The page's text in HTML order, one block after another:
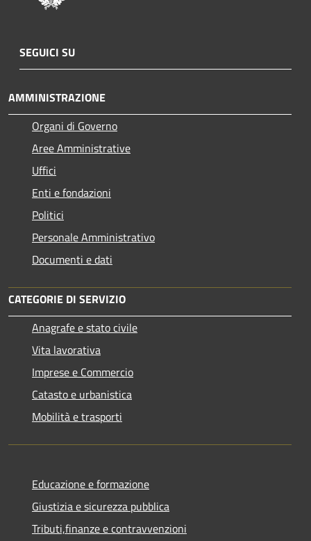
SEGUICI SU
AMMINISTRAZIONE
Organi di Governo
Aree Amministrative
Uffici
Enti e fondazioni
Politici
Personale Amministrativo
Documenti e dati
CATEGORIE DI SERVIZIO
Anagrafe e stato civile
Vita lavorativa
Imprese e Commercio
Catasto e urbanistica
Mobilità e trasporti
Educazione e formazione
Giustizia e sicurezza pubblica
Tributi,finanze e contravvenzioni